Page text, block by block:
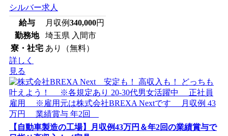
シルバー求人
給与
月収例340,000円
勤務地
埼玉県 入間市
寮・社宅 あり（無料）
詳しく
見る
【自動車製造の工場】月収例43万円＆年2回の業績賞与で